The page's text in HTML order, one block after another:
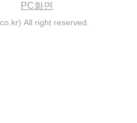
PC화면
All right reserved.